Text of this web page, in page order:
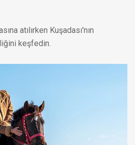
atılırken Kuşadası'nın
keşfedin.